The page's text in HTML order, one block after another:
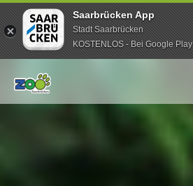
Saarbrücken App
Stadt Saarbrücken
KOSTENLOS - Bei Google Play